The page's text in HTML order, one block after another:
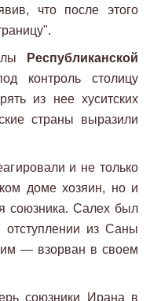
что после этого
Республиканской
контроль столицу
из нее хуситских
страны выразили
и не только
доме хозяин, но и
союзника. Салех был
из Саны
— взорван в своем
союзники Ирана в